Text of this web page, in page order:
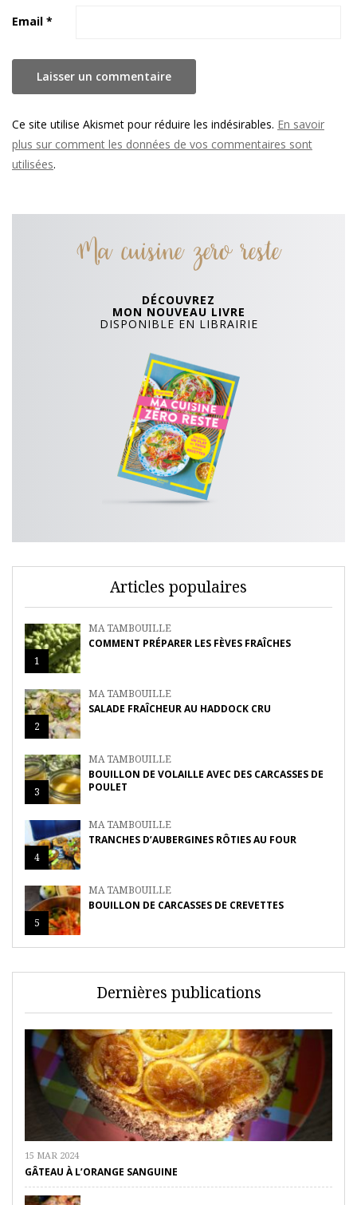
Email *
Ce site utilise Akismet pour réduire les indésirables. En savoir
plus sur comment les données de vos commentaires sont
utilisées.
Ma cuisine zero reste
DÉCOUVREZ
MON NOUVEAU LIVRE
DISPONIBLE EN LIBRAIRIE
Articles populaires
1
MA TAMBOUILLE
COMMENT PRÉPARER LES FÈVES FRAÎCHES
2
MA TAMBOUILLE
SALADE FRAÎCHEUR AU HADDOCK CRU
3
MA TAMBOUILLE
BOUILLON DE VOLAILLE AVEC DES CARCASSES DE
POULET
4
MA TAMBOUILLE
TRANCHES D’AUBERGINES RÔTIES AU FOUR
5
MA TAMBOUILLE
BOUILLON DE CARCASSES DE CREVETTES
Dernières publications
15 MAR 2024
GÂTEAU À L’ORANGE SANGUINE